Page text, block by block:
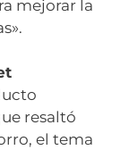
mejorar la
resaltó
el tema